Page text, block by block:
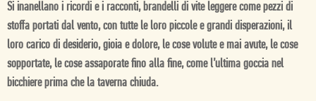
Si inanellano i ricordi e i racconti, brandelli di vite leggere come pezzi di
stoffa portati dal vento, con tutte le loro piccole e grandi disperazioni, il
loro carico di desiderio, gioia e dolore, le cose volute e mai avute, le cose
sopportate, le cose assaporate fino alla fine, come l’ultima goccia nel
bicchiere prima che la taverna chiuda.